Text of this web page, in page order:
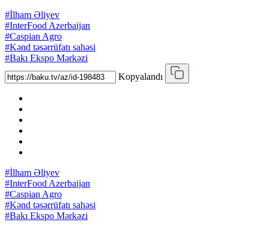
#İlham Əliyev
#InterFood Azerbaijan
#Caspian Agro
#Kənd təsərrüfatı sahəsi
#Bakı Ekspo Mərkəzi
Kopyalandı
#İlham Əliyev
#InterFood Azerbaijan
#Caspian Agro
#Kənd təsərrüfatı sahəsi
#Bakı Ekspo Mərkəzi